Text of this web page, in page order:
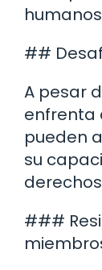
##
A pesar
enfrenta
pueden
su
###